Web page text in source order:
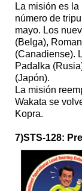
La misión es
número de
mayo. Los
(Belga),
(Canadiense).
Padalka
(Japón).
La misión
Wakata se
Kopra.
7)STS-128: